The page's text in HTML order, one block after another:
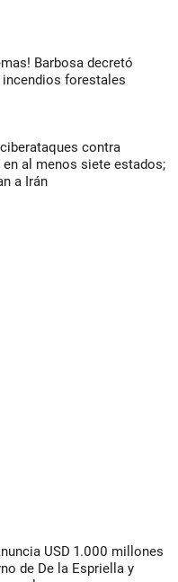
Barbosa decretó
forestales
contra
al menos siete estados;
a Irán
USD 1.000 millones
de De la Espriella y